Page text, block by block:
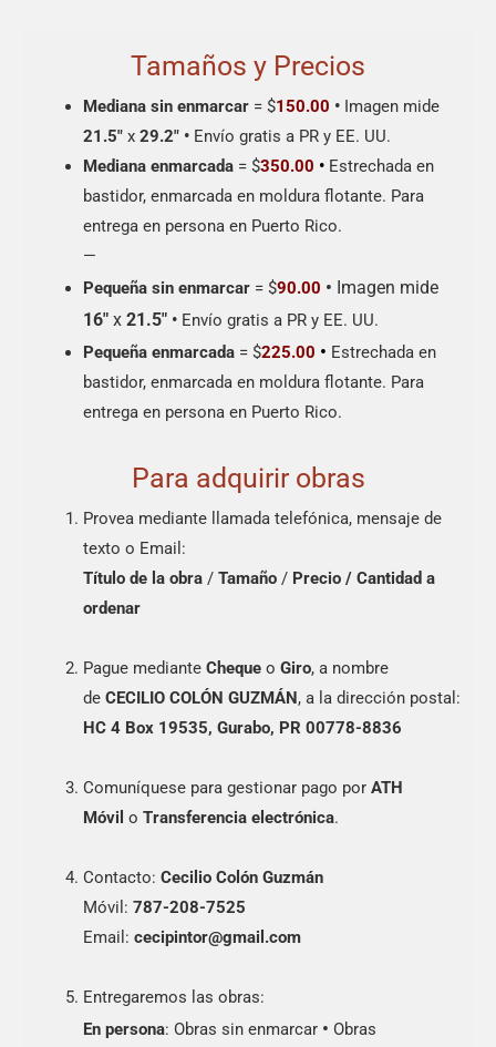
Tamaños y Precios
Mediana sin enmarcar = $150.00 • Imagen mide
21.5″ x 29.2″ • Envío gratis a PR y EE. UU.
Mediana enmarcada = $350.00 • Estrechada en
bastidor, enmarcada en moldura flotante. Para
entrega en persona en Puerto Rico.
—
Pequeña sin enmarcar = $90.00 • Imagen mide
16″ x 21.5″ • Envío gratis a PR y EE. UU.
Pequeña enmarcada = $225.00 • Estrechada en
bastidor, enmarcada en moldura flotante. Para
entrega en persona en Puerto Rico.
Para adquirir obras
Provea mediante llamada telefónica, mensaje de
texto o Email:
Título de la obra / Tamaño / Precio / Cantidad a
ordenar
Pague mediante Cheque o Giro, a nombre
de CECILIO COLÓN GUZMÁN, a la dirección postal:
HC 4 Box 19535, Gurabo, PR 00778-8836
Comuníquese para gestionar pago por ATH
Móvil o Transferencia electrónica.
Contacto: Cecilio Colón Guzmán
Móvil: 787-208-7525
Email: cecipintor@gmail.com
Entregaremos las obras:
En persona: Obras sin enmarcar • Obras